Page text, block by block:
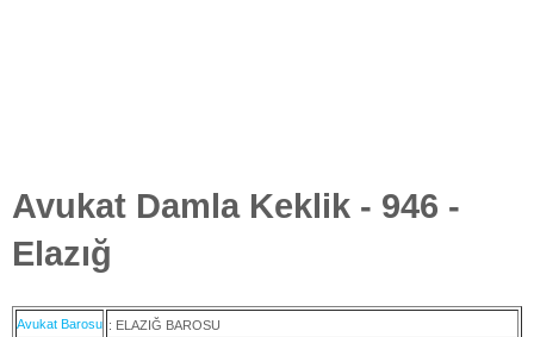
Avukat Damla Keklik - 946 -
Elazığ
Avukat Barosu : ELAZIĞ BAROSU